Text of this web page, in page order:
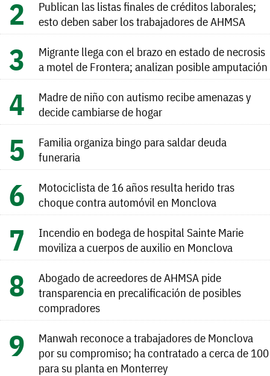
Publican las listas finales de créditos laborales;
esto deben saber los trabajadores de AHMSA
Migrante llega con el brazo en estado de necrosis
a motel de Frontera; analizan posible amputación
Madre de niño con autismo recibe amenazas y
decide cambiarse de hogar
Familia organiza bingo para saldar deuda
funeraria
Motociclista de 16 años resulta herido tras
choque contra automóvil en Monclova
Incendio en bodega de hospital Sainte Marie
moviliza a cuerpos de auxilio en Monclova
Abogado de acreedores de AHMSA pide
transparencia en precalificación de posibles
compradores
Manwah reconoce a trabajadores de Monclova
por su compromiso; ha contratado a cerca de 100
para su planta en Monterrey